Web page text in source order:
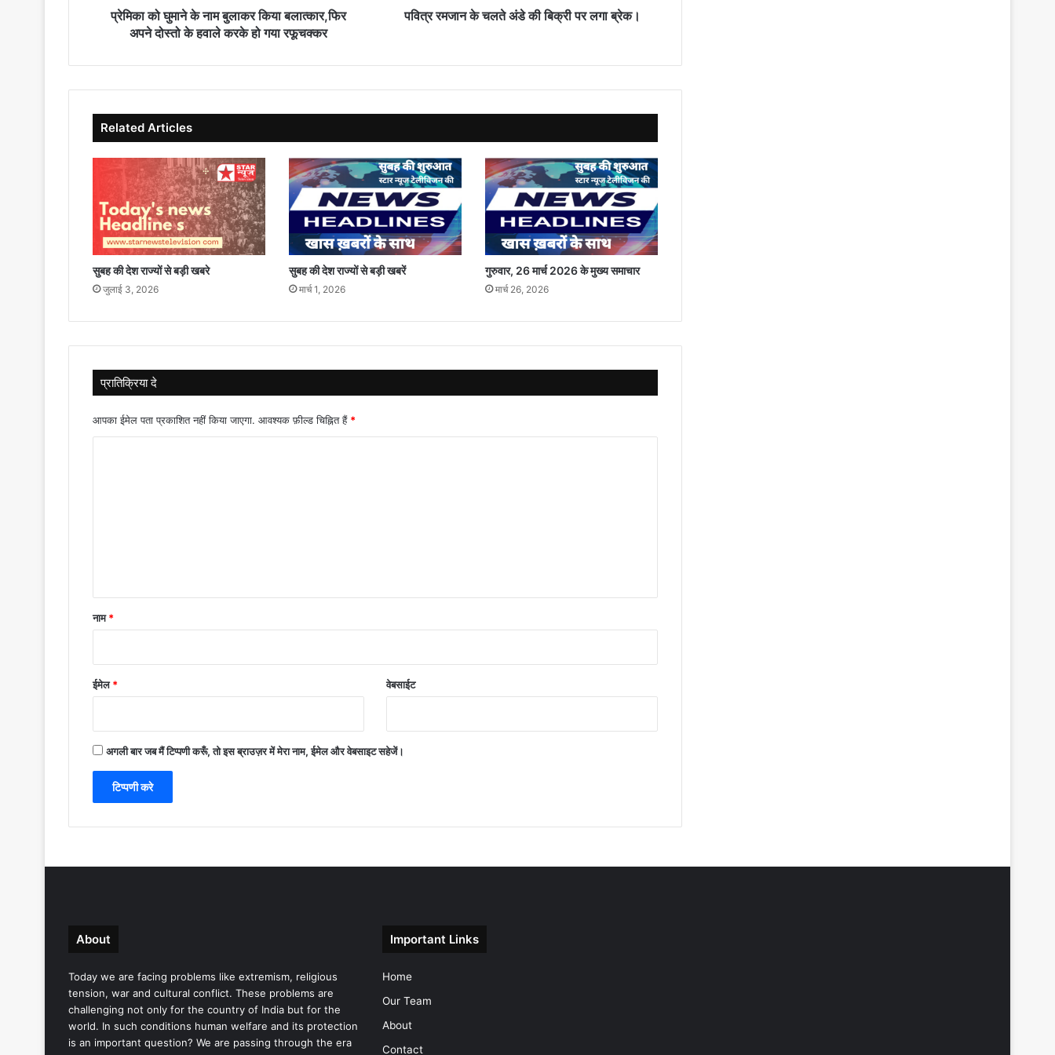
दोस्तो
करके
रफूचक्कर
प्रेमिका को घुमाने के नाम बुलाकर किया बलात्कार,फिर
अपने दोस्तो के हवाले करके हो गया रफूचक्कर
ब्रेक।पवित्र रमजान के चलते अंडे की बिक्री पर लगा ब्रेक।
Related Articles
सुबह की देश राज्यों से बड़ी खबरे
जुलाई 3, 2026
सुबह की देश राज्यों से बड़ी खबरें
मार्च 1, 2026
गुरुवार, 26 मार्च 2026 के मुख्य समाचार
मार्च 26, 2026
प्रातिक्रिया दे
आपका ईमेल पता प्रकाशित नहीं किया जाएगा. आवश्यक फ़ील्ड चिह्नित हैं *
नाम*
ईमेल* वेबसाईट
अगली बार जब मैं टिप्पणी करूँ, तो इस ब्राउज़र में मेरा नाम, ईमेल और वेबसाइट सहेजें।
About
Today we are facing problems like extremism, religious
tension, war and cultural conflict. These problems are
challenging not only for the country of India but for the
world. In such conditions human welfare and its protection
is an important question? We are passing through the era
Important Links
Home
Our Team
About
Contact